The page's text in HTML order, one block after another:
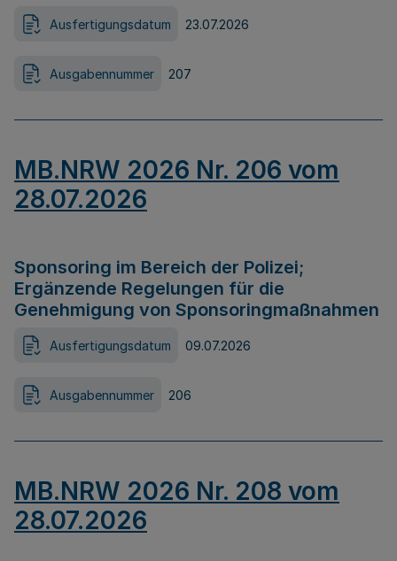
Ausfertigungsdatum 23.07.2026
Ausgabennummer 207
MB.NRW 2026 Nr. 206 vom
28.07.2026
Sponsoring im Bereich der Polizei;
Ergänzende Regelungen für die
Genehmigung von Sponsoringmaßnahmen
Ausfertigungsdatum 09.07.2026
Ausgabennummer 206
MB.NRW 2026 Nr. 208 vom
28.07.2026